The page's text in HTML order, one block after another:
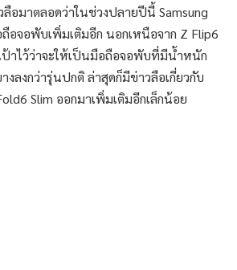
อมาตลอดว่าในช่วงปลายปีนี้ Samsung
ถือจอพับเพิ่มเติมอีก นอกเหนือจาก Z Flip6
ป้าไว้ว่าจะให้เป็นมือถือจอพับที่มีน้ำหนัก
งลงกว่ารุ่นปกติ ล่าสุดก็มีข่าวลือเกี่ยวกับ
Slim ออกมาเพิ่มเติมอีกเล็กน้อย